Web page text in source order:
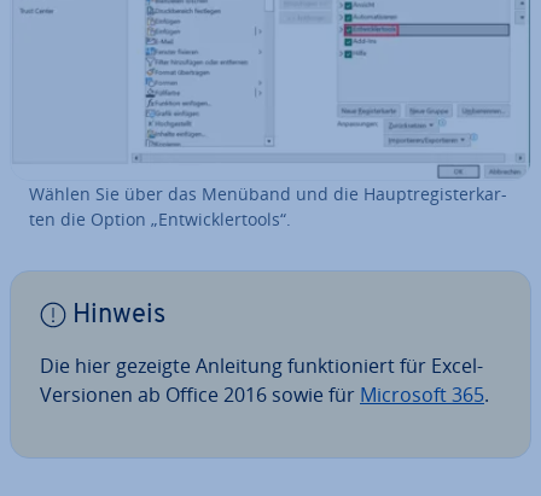
Wählen Sie über das Menüband und die Haupt­re­gis­ter­kar­
ten die Option „Ent­wick­ler­tools“.
Hinweis
Die hier gezeigte Anleitung funk­tio­niert für Excel-
Versionen ab Office 2016 sowie für Microsoft 365.